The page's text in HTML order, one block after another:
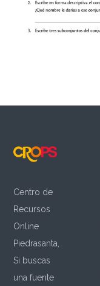
Centro de
Recursos
Online
Piedrasanta,
Si buscas
una fuente